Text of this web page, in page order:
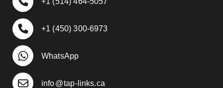
+1 (450) 300-6973
WhatsApp
info@tap-links.ca